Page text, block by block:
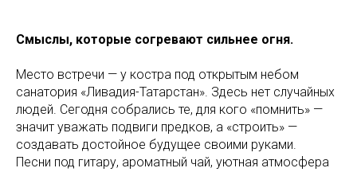
Смыслы, которые согревают сильнее огня.
Место встречи — у костра под открытым небом
санатория «Ливадия-Татарстан». Здесь нет случайных
людей. Сегодня собрались те, для кого «помнить» —
значит уважать подвиги предков, а «строить» —
создавать достойное будущее своими руками.
Песни под гитару, ароматный чай, уютная атмосфера